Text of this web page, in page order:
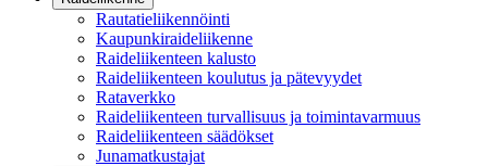
Rautatieliikennöinti
Kaupunkiraideliikenne
Raideliikenteen kalusto
Raideliikenteen koulutus ja pätevyydet
Rataverkko
Raideliikenteen turvallisuus ja toimintavarmuus
Raideliikenteen säädökset
Junamatkustajat